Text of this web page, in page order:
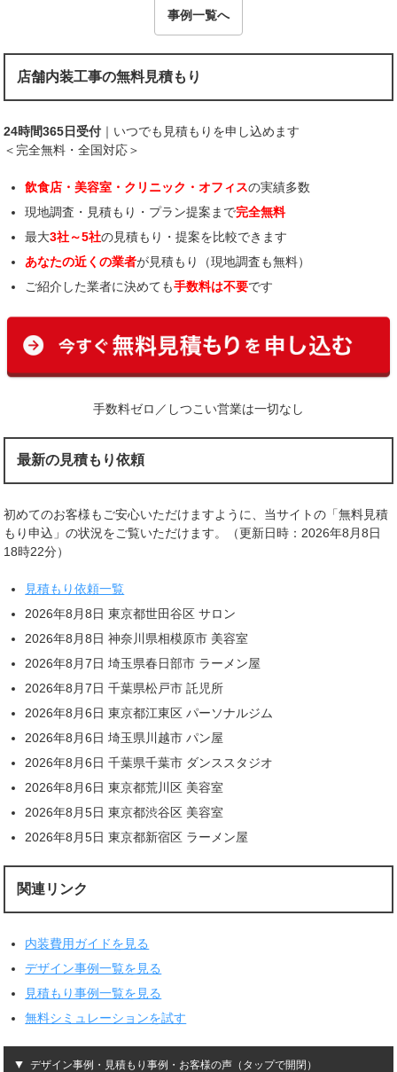
事例一覧へ
店舗内装工事の無料見積もり
24時間365日受付 ｜いつでも見積もりを申し込めます
＜完全無料・全国対応＞
飲食店・美容室・クリニック・オフィスの実績多数
現地調査・見積もり・プラン提案まで完全無料
最大3社～5社の見積もり・提案を比較できます
あなたの近くの業者が見積もり（現地調査も無料）
ご紹介した業者に決めても手数料は不要です
手数料ゼロ／しつこい営業は一切なし
最新の見積もり依頼
初めてのお客様もご安心いただけますように、当サイトの「無料見積
もり申込」の状況をご覧いただけます。（更新日時：2026年8月8日
18時22分）
見積もり依頼一覧
2026年8月8日 東京都世田谷区 サロン
2026年8月8日 神奈川県相模原市 美容室
2026年8月7日 埼玉県春日部市 ラーメン屋
2026年8月7日 千葉県松戸市 託児所
2026年8月6日 東京都江東区 パーソナルジム
2026年8月6日 埼玉県川越市 パン屋
2026年8月6日 千葉県千葉市 ダンススタジオ
2026年8月6日 東京都荒川区 美容室
2026年8月5日 東京都渋谷区 美容室
2026年8月5日 東京都新宿区 ラーメン屋
関連リンク
内装費用ガイドを見る
デザイン事例一覧を見る
見積もり事例一覧を見る
無料シミュレーションを試す
デザイン事例・見積もり事例・お客様の声（タップで開閉）